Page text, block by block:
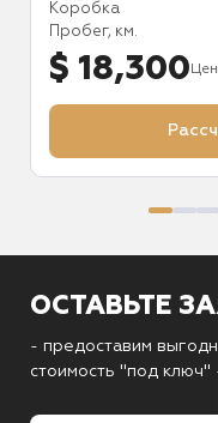
Коробка
Пробег, км.
$ 18,300
ОСТАВЬТЕ
- предоставим
стоимость "под ключ"